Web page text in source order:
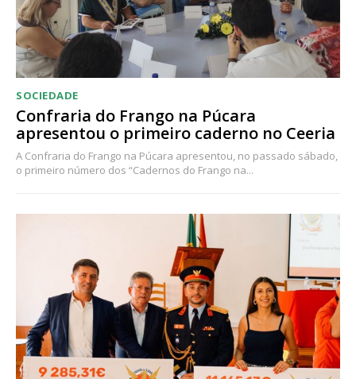
SOCIEDADE
Confraria do Frango na Púcara
apresentou o primeiro caderno no Ceeria
A Confraria do Frango na Púcara apresentou, no passado sábado,
o primeiro número dos “Cadernos do Frango na...